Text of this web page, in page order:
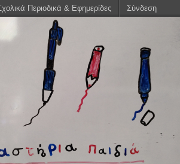
Περιοδικά & Εφημερίδες Σύνδεση